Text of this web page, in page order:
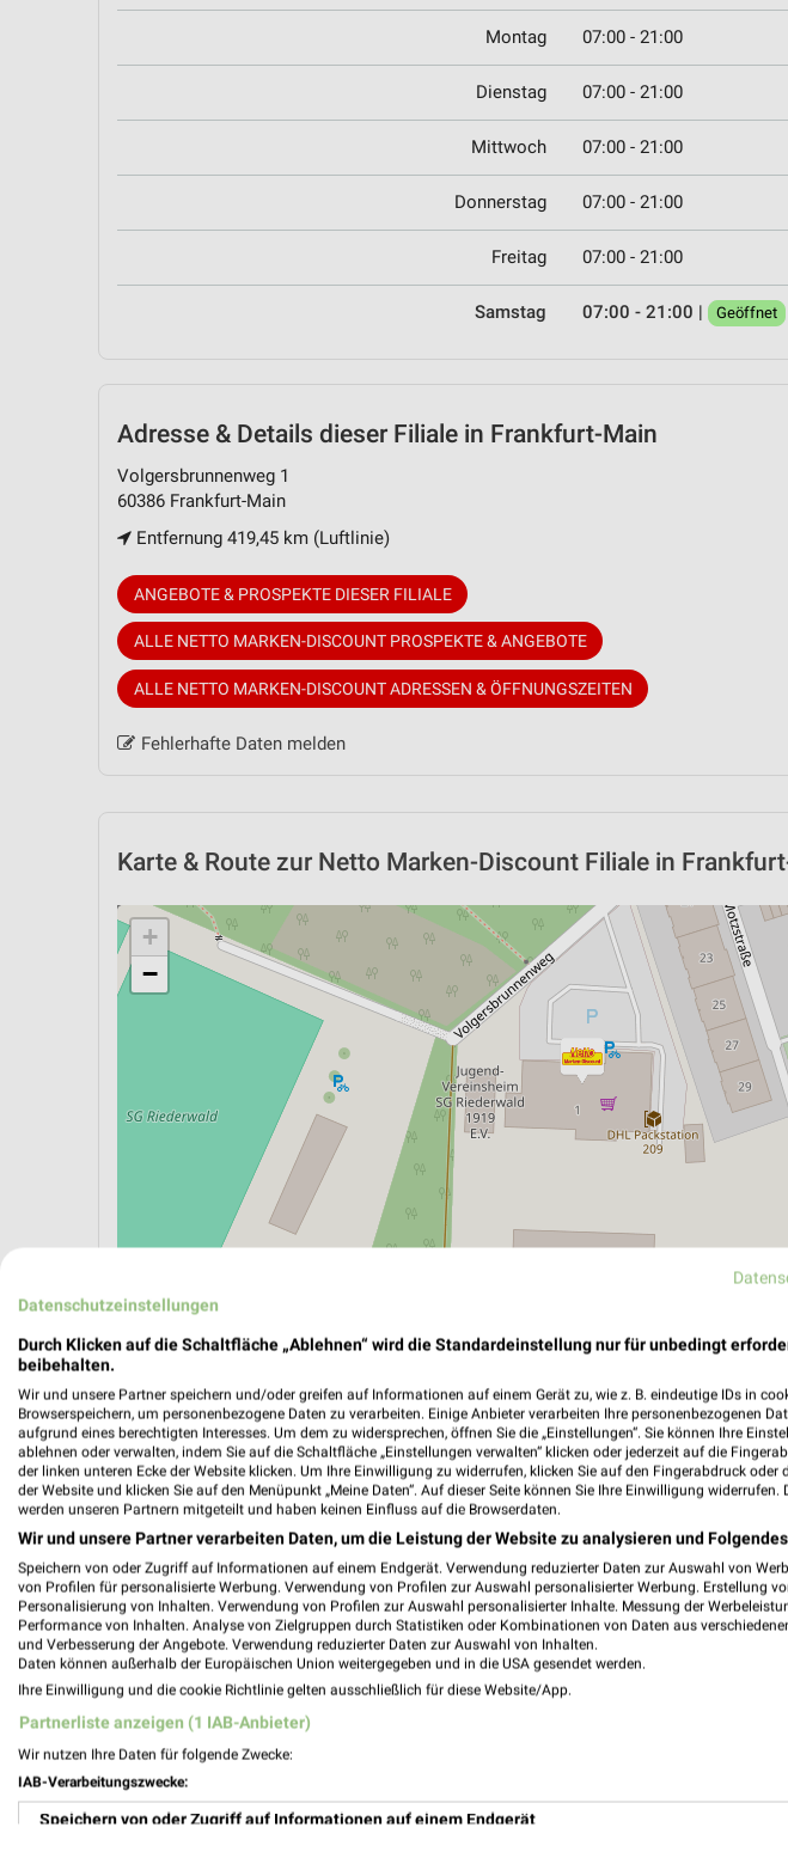
Montag 07:00 - 21:00
Dienstag 07:00 - 21:00
Mittwoch 07:00 - 21:00
Donnerstag 07:00 - 21:00
Freitag 07:00 - 21:00
Samstag 07:00 - 21:00 | Geöffnet
Adresse & Details dieser Filiale in Frankfurt-Main
Volgersbrunnenweg 1
60386 Frankfurt-Main
Entfernung 419,45 km (Luftlinie)
ANGEBOTE & PROSPEKTE DIESER FILIALE
ALLE NETTO MARKEN-DISCOUNT PROSPEKTE & ANGEBOTE
ALLE NETTO MARKEN-DISCOUNT ADRESSEN & ÖFFNUNGSZEITEN
Fehlerhafte Daten melden
Karte & Route zur Netto Marken-Discount Filiale in
+
−
ÖPNV ANZEIGEN
Aktuelle Angebote in dieser Filiale
Anzahl Prospekte: 4
Letztes Prospektupdate: Gestern
Netto Marken-Discount
(Main) ab Mo. den 03.08.
Gültig von 03. Aug. bis 08. Aug.
📅 Kalendereintrag erstellen
Datenschutzeinstellungen
Durch Klicken auf die Schaltfläche „Ablehnen“ wird die Standardeinstellung nur für unbedingt
beibehalten.
Wir und unsere Partner speichern und/oder greifen auf Informationen auf einem Gerät zu, wie z. B. eindeutige IDs in
Browserspeichern, um personenbezogene Daten zu verarbeiten. Einige Anbieter verarbeiten Ihre personenbezogenen
aufgrund eines berechtigten Interesses. Um dem zu widersprechen, öffnen Sie die „Einstellungen“. Sie können Ihre
ablehnen oder verwalten, indem Sie auf die Schaltfläche „Einstellungen verwalten“ klicken oder jederzeit auf die
der linken unteren Ecke der Website klicken. Um Ihre Einwilligung zu widerrufen, klicken Sie auf den Fingerabdruck oder
der Website und klicken Sie auf den Menüpunkt „Meine Daten“. Auf dieser Seite können Sie Ihre Einwilligung widerrufen.
werden unseren Partnern mitgeteilt und haben keinen Einfluss auf die Browserdaten.
Wir und unsere Partner verarbeiten Daten, um die Leistung der Website zu analysieren und
Speichern von oder Zugriff auf Informationen auf einem Endgerät. Verwendung reduzierter Daten zur Auswahl von
von Profilen für personalisierte Werbung. Verwendung von Profilen zur Auswahl personalisierter Werbung. Erstellung
Personalisierung von Inhalten. Verwendung von Profilen zur Auswahl personalisierter Inhalte. Messung der
Performance von Inhalten. Analyse von Zielgruppen durch Statistiken oder Kombinationen von Daten aus
und Verbesserung der Angebote. Verwendung reduzierter Daten zur Auswahl von Inhalten.
Daten können außerhalb der Europäischen Union weitergegeben und in die USA gesendet werden.
Ihre Einwilligung und die cookie Richtlinie gelten ausschließlich für diese Website/App.
Partnerliste anzeigen (1 IAB-Anbieter)
Wir nutzen Ihre Daten für folgende Zwecke:
IAB-Verarbeitungszwecke:
Speichern von oder Zugriff auf Informationen auf einem Endgerät